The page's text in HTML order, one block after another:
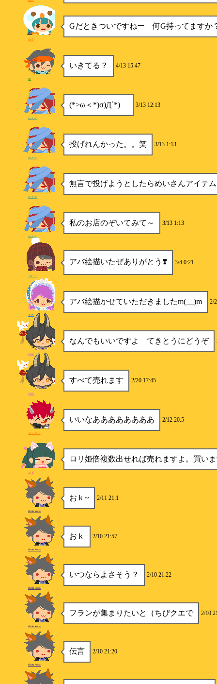
Gだときついですねー 何G持ってますか
由良
いきてる？ 4/13 15:47
希
(*>ω＜*)σ)Д`*)ゞ 3/13 12:13
ゆきの
投げれんかった。。笑 3/13 1:13
ゆきの
無言で投げようとしたらめいさんアイテ
ゆきの
私のお店のぞいてみて～ 3/13 1:13
ゆきの
アバ絵描いたぜありがとう❣️ 3/4 0:21
つむこ
アバ絵描かせていただきましたm(__)m 2/
まる
なんでもいいですよ てきとうにどうぞ
砂糖
すべて売れます 2/20 17:45
砂糖
いいなああああああああ 2/12 20:5
ドラゴン
ロリ姫倍複数出せれば売れますよ。買い
まる
おｋ~ 2/11 21:1
shotakoba
おｋ 2/10 21:57
shotakoba
いつならよさそう？ 2/10 21:22
shotakoba
フランが集まりたいと（ちびクエで 2/10
shotakoba
伝言 2/10 21:20
shotakoba